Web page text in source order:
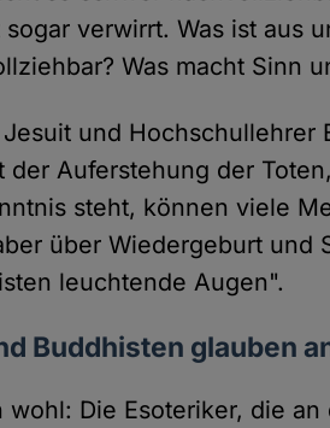
verwirrt. Was ist aus
Was macht Sinn
und Hochschullehrer
der Auferstehung der
steht, können viele
über Wiedergeburt und
leuchtende Augen".
Buddhisten glauben
wohl: Die Esoteriker, die